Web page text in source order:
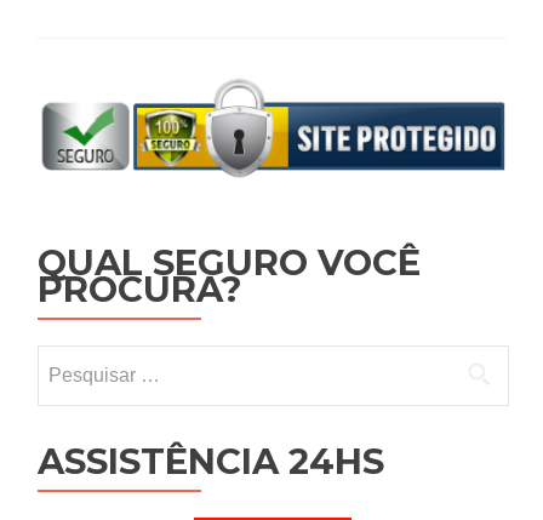
QUAL SEGURO VOCÊ
PROCURA?
ASSISTÊNCIA 24HS